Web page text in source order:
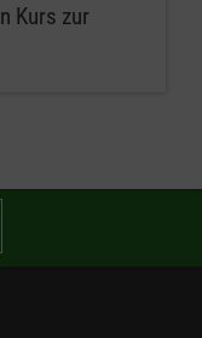
Kurs zur